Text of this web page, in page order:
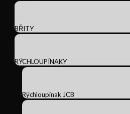
BŘITY
RÝCHLOUPÍNAKY
Rýchloupínak JCB